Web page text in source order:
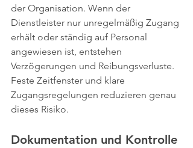
der Organisation. Wenn der
Dienstleister nur unregelmäßig Zugang
erhält oder ständig auf Personal
angewiesen ist, entstehen
Verzögerungen und Reibungsverluste.
Feste Zeitfenster und klare
Zugangsregelungen reduzieren genau
dieses Risiko.
Dokumentation und Kontrolle